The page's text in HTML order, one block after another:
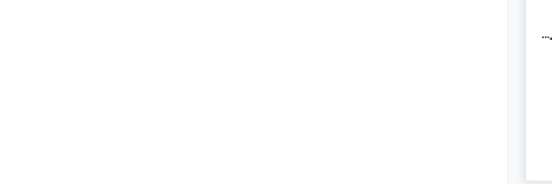
عسکری 1 راولپنڈی میں 3 کمروں کا 10 مرلہ فلیٹ 3.35 کروڑ میں برائے فروخت۔